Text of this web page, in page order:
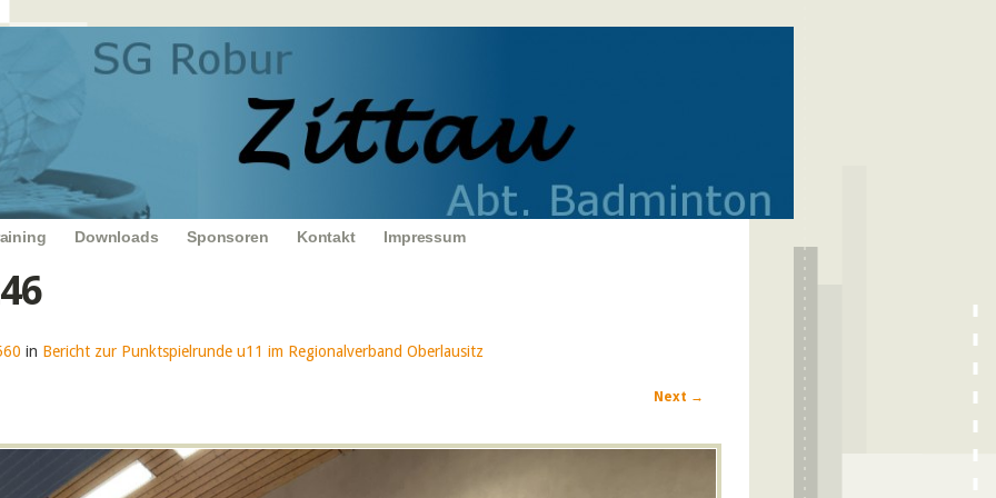
Downloads Sponsoren Kontakt Impressum
in Bericht zur Punktspielrunde u11 im Regionalverband Oberlausitz
Next →